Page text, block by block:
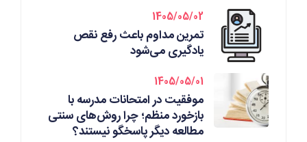
1405/05/02
تمرین مداوم باعث رفع نقص
یادگیری می‌شود
1405/05/01
موفقیت در امتحانات مدرسه با
بازخورد منظم؛ چرا روش‌های سنتی
مطالعه دیگر پاسخگو نیستند؟